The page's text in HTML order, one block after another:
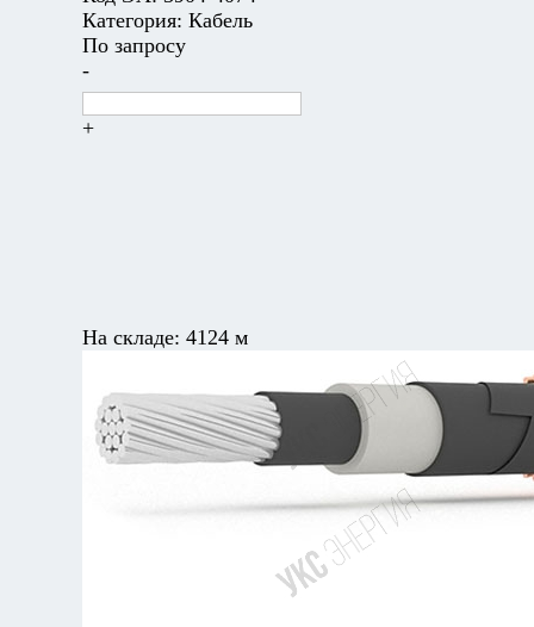
Категория: Кабель
По запросу
-
+
На складе: 4124 м